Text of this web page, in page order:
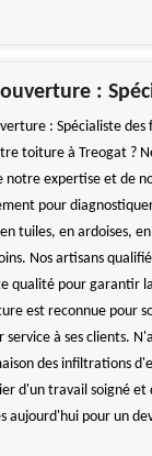
:
: Spécialiste
toiture à Treogat ?
notre expertise et de
pour
tuiles, en ardoises,
Nos artisans
qualité pour garantir
est reconnue pour
service à ses clients.
des infiltrations
d'un travail soigné
aujourd'hui pour un